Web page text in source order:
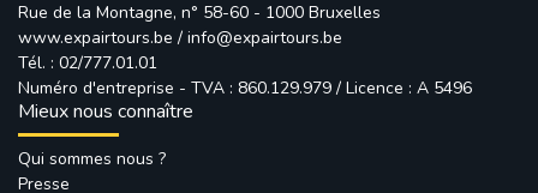
Rue de la Montagne, n° 58-60 - 1000 Bruxelles
www.expairtours.be / info@expairtours.be
Tél. : 02/777.01.01
Numéro d'entreprise - TVA : 860.129.979 / Licence : A 5496
Mieux nous connaître
Qui sommes nous ?
Presse